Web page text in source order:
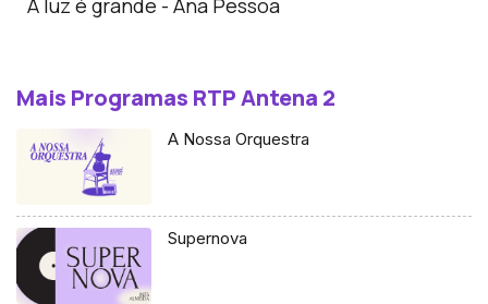
A luz é grande - Ana Pessoa
Mais Programas RTP Antena 2
A Nossa Orquestra
Supernova